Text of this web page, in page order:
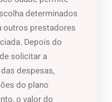
determinados
outros prestadores
Depois do
solicitar a
despesas,
do plano
o valor do